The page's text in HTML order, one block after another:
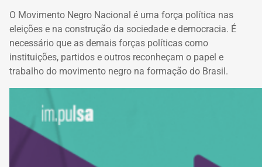
O Movimento Negro Nacional é uma força política nas
eleições e na construção da sociedade e democracia. É
necessário que as demais forças políticas como
instituições, partidos e outros reconheçam o papel e
trabalho do movimento negro na formação do Brasil.